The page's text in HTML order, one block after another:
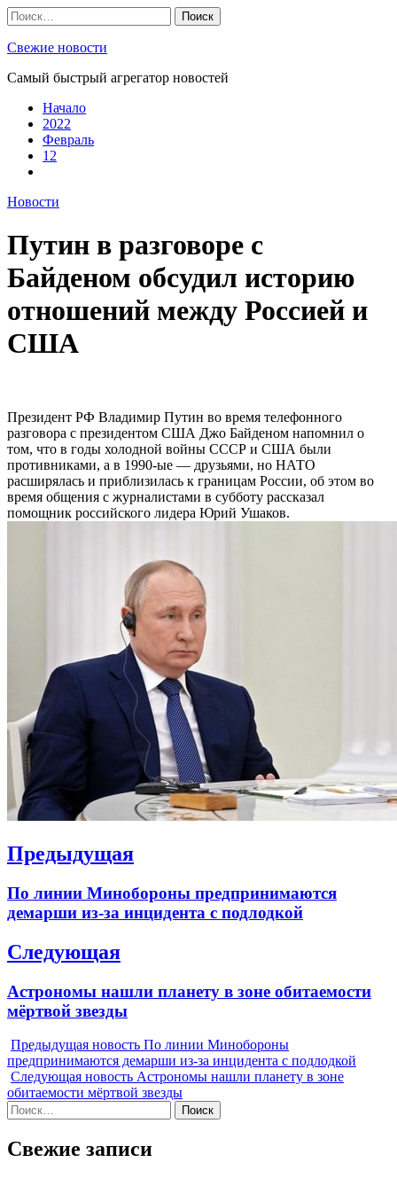
Skip
to
content
Найти:
Свежие новости
Самый быстрый агрегатор новостей
Начало
2022
Февраль
12
Новости
Путин в разговоре с
Байденом обсудил историю
отношений между Россией и
США
Президент РФ Владимир Путин во время телефонного
разговора с президентом США Джо Байденом напомнил о
том, что в годы холодной войны СССР и США были
противниками, а в 1990-ые — друзьями, но НАТО
расширялась и приблизилась к границам России, об этом во
время общения с журналистами в субботу рассказал
помощник российского лидера Юрий Ушаков.
Навигация
записям
Предыдущая
Previous
По линии Минобороны предпринимаются
демарши из-за инцидента с подлодкой
Следующая
Next
post:
Астрономы нашли планету в зоне обитаемости
мёртвой звезды
Предыдущая новость По линии Минобороны
предпринимаются демарши из-за инцидента с подлодкой
Следующая новость Астрономы нашли планету в зоне
обитаемости мёртвой звезды
Найти:
Свежие записи